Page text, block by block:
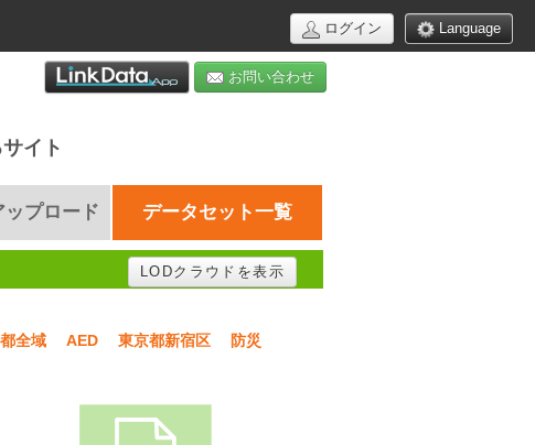
Language
ログイン
お問い合わせ
イト
ップロード データセット一覧
LODクラウドを表示
全域 AED 東京都新宿区
防災